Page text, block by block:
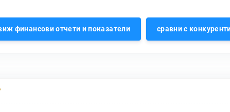
финансови отчети и показатели сравни с